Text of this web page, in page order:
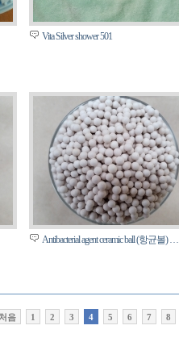
Vita Silver shower 501
Antibacterial agent ceramic ball (항균볼) …
처음 1 2 3 4 5 6 7 8